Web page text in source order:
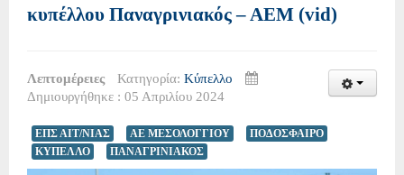
κυπέλλου Παναγρινιακός – ΑΕΜ (vid)
Λεπτομέρειες Κατηγορία: Κύπελλο
Δημιουργήθηκε : 05 Απριλίου 2024
ΕΠΣ ΑΙΤ/ΝΙΑΣ ΑΕ ΜΕΣΟΛΟΓΓΙΟΥ
ΠΟΔΟΣΦΑΙΡΟ
ΚΥΠΕΛΛΟ
ΠΑΝΑΓΡΙΝΙΑΚΟΣ